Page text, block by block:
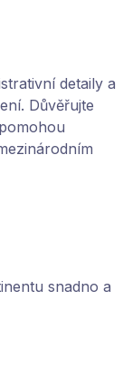
detaily a
Důvěřujte
snadno a